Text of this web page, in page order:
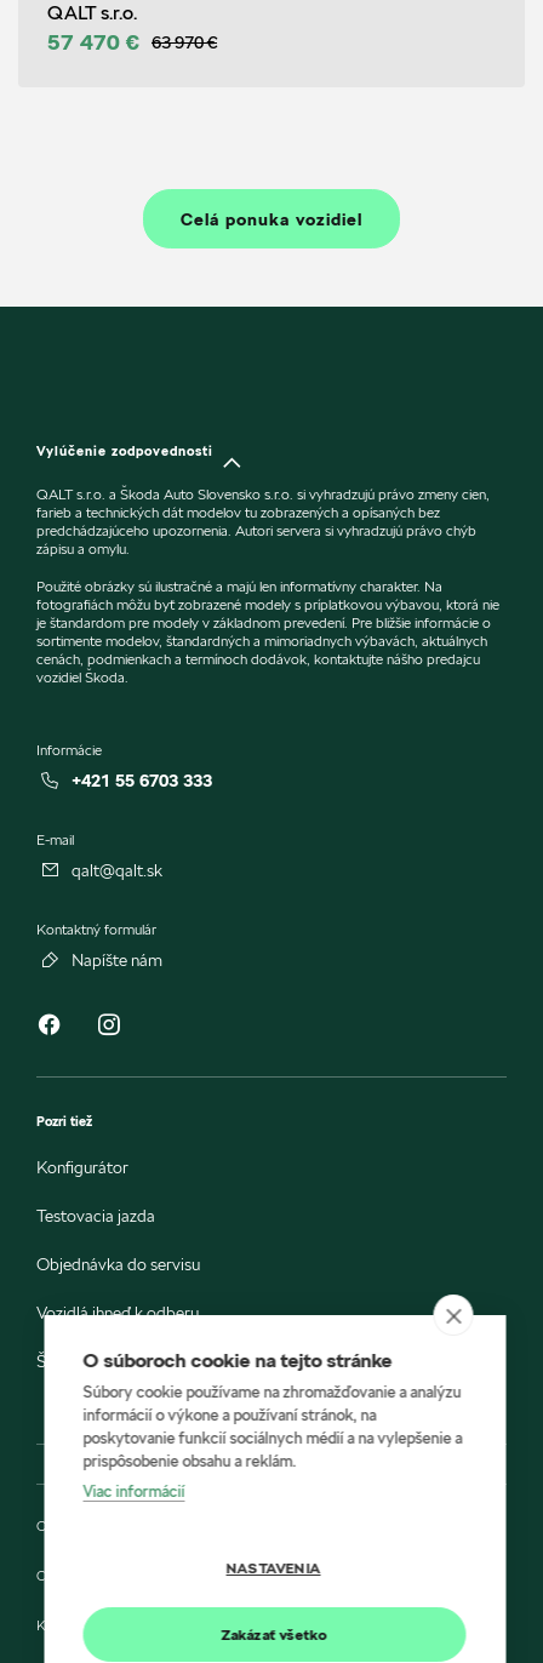
QALT s.r.o.
57 470 € 63 970 €
Celá ponuka vozidiel
Vylúčenie zodpovednosti
QALT s.r.o. a Škoda Auto Slovensko s.r.o. si vyhradzujú právo zmeny cien,
farieb a technických dát modelov tu zobrazených a opísaných bez
predchádzajúceho upozornenia. Autori servera si vyhradzujú právo chýb
zápisu a omylu.
Použité obrázky sú ilustračné a majú len informatívny charakter. Na
fotografiách môžu byť zobrazené modely s príplatkovou výbavou, ktorá nie
je štandardom pre modely v základnom prevedení. Pre bližšie informácie o
sortimente modelov, štandardných a mimoriadnych výbavách, aktuálnych
cenách, podmienkach a termínoch dodávok, kontaktujte nášho predajcu
vozidiel Škoda.
Informácie
+421 55 6703 333
E-mail
qalt@qalt.sk
Kontaktný formulár
Napíšte nám
Pozri tiež
Konfigurátor
Testovacia jazda
Objednávka do servisu
Vozidlá ihneď k odberu
Škoda E-shop
Ochrana osobných údajov
Cookies
Kontakt
O súboroch cookie na tejto stránke
Súbory cookie používame na zhromažďovanie a analýzu
informácií o výkone a používaní stránok, na
poskytovanie funkcií sociálnych médií a na vylepšenie a
prispôsobenie obsahu a reklám.
Viac informácií
NASTAVENIA
Zakázať všetko